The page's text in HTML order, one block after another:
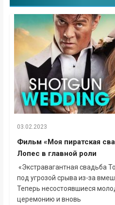
03.02.2023
Фильм «Моя пиратская
Лопес в главной роли
«Экстравагантная свадьба
под угрозой срыва из-за
Теперь несостоявшиеся
церемонию и вновь